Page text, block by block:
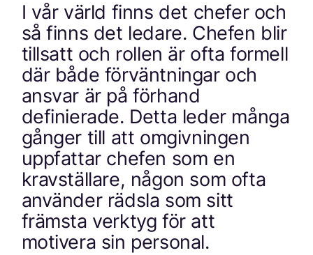
I vår värld finns det chefer och
så finns det ledare. Chefen blir
tillsatt och rollen är ofta formell
där både förväntningar och
ansvar är på förhand
definierade. Detta leder många
gånger till att omgivningen
uppfattar chefen som en
kravställare, någon som ofta
använder rädsla som sitt
främsta verktyg för att
motivera sin personal.